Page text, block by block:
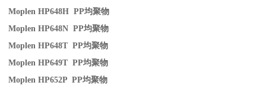
Moplen HP648H PP均聚物
Moplen HP648N PP均聚物
Moplen HP648T PP均聚物
Moplen HP649T PP均聚物
Moplen HP652P PP均聚物